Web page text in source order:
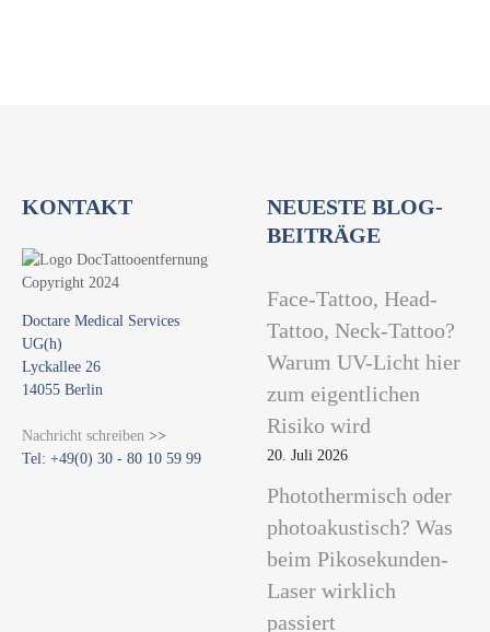
KONTAKT
Doctare Medical Services
UG(h)
Lyckallee 26
14055 Berlin
Nachricht schreiben >>
Tel: +49(0) 30 - 80 10 59 99
NEUESTE BLOG-
BEITRÄGE
Face-Tattoo, Head-
Tattoo, Neck-Tattoo?
Warum UV-Licht hier
zum eigentlichen
Risiko wird
20. Juli 2026
Photothermisch oder
photoakustisch? Was
beim Pikosekunden-
Laser wirklich
passiert